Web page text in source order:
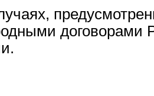
договорами